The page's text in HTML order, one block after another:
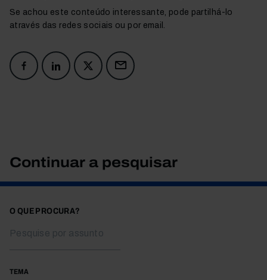
Se achou este conteúdo interessante, pode partilhá-lo
através das redes sociais ou por email.
Continuar a pesquisar
O QUE PROCURA?
TEMA